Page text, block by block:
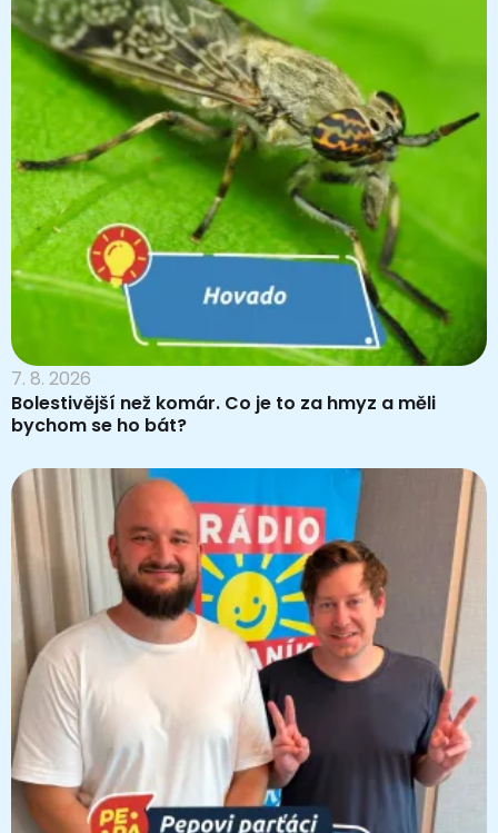
7. 8. 2026
Bolestivější než komár. Co je to za hmyz a měli
bychom se ho bát?